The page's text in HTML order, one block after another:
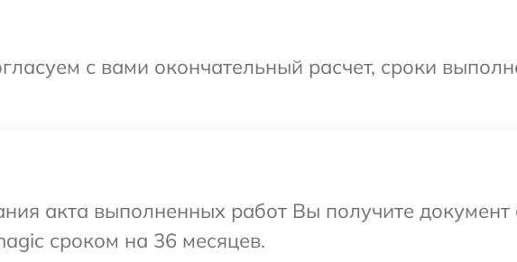
с вами окончательный расчет, сроки
акта выполненных работ Вы получите документ
сроком на 36 месяцев.